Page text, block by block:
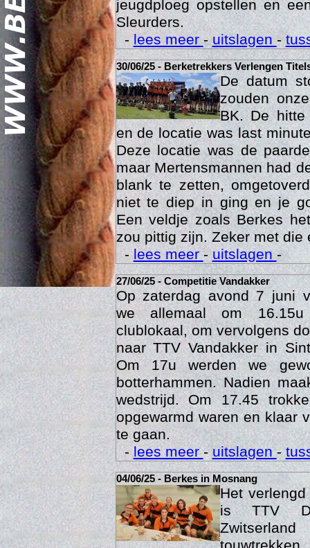
jeugdploeg opstellen en
Sleurders.
- lees meer -uitslagen -
30/06/25 - Berketrekkers Verlengen
De datum
zouden
BK. De
en de locatie was last
Deze locatie was de
maar Mertensmannen had
blank te zetten,
niet te diep in ging en je
Een veldje zoals Berkes
zou pittig zijn. Zeker met die
-lees meer - uitslagen-
27/06/25 - Competitie Vandakker
Op zaterdag avond 7 juni
we allemaal om
clublokaal, om vervolgens
naar TTV Vandakker in
Om 17u werden we
botterhammen. Nadien
wedstrijd. Om 17.45
opgewarmd waren en klaar
te gaan.
-lees meer-uitslagen-
04/06/25 - Berkes in Mosnang
Het
is TTV